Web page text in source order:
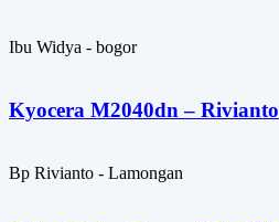
Ibu Widya - bogor
Kyocera M2040dn – Rivianto
Bp Rivianto - Lamongan